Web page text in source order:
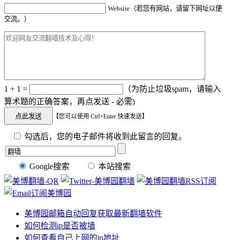
Website（若您有网站，请留下网址以便
交流。）
1 + 1 =
（为防止垃圾spam，请输入
算术题的正确答案，再点发送 - 必需)
【您可以使用 Ctrl+Enter 快速发送】
勾选后，您的电子邮件将收到此留言的回复。
Google搜索 本站搜索
美博园邮箱自动回复获取最新翻墙软件
如何检测ip是否被墙
如何查看自己上网的ip地址